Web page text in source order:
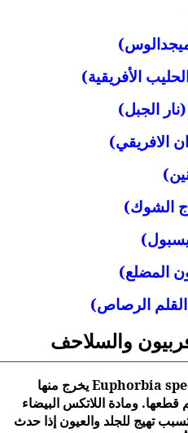
الأفريقية)
الجبل)
الافريقي)
الشوك)
المضلع)
الرصاص)
والسلاحف
كل أنواع نباتات فربيون Euphorbia species يخرج منها
ومادة اللاتكس البيضاء
تهيج للجلد والعيون إذا حدث